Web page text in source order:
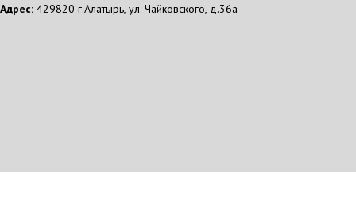
Адрес: 429820 г.Алатырь, ул. Чайковского, д.36а